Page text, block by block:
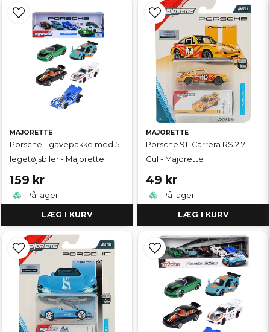
MAJORETTE
Porsche - gavepakke med 5
legetøjsbiler - Majorette
159 kr
På lager
LÆG I KURV
MAJORETTE
Porsche 911 Carrera RS 2.7 -
Gul - Majorette
49 kr
På lager
LÆG I KURV